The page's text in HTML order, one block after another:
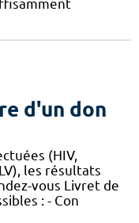
d'un don
(HIV,
les résultats
vous Livret de
: - Con